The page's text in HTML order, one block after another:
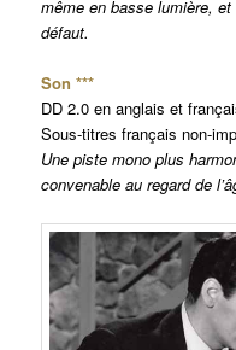
même en basse lumière,
défaut.
Son ***
DD 2.0 en anglais et
Sous-titres français non-
Une piste mono plus
convenable au regard de